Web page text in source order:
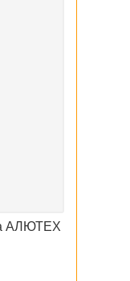
АЛЮТЕХ